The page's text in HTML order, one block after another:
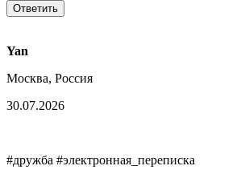
Yan
Москва, Россия
30.07.2026
#дружба #электронная_переписка